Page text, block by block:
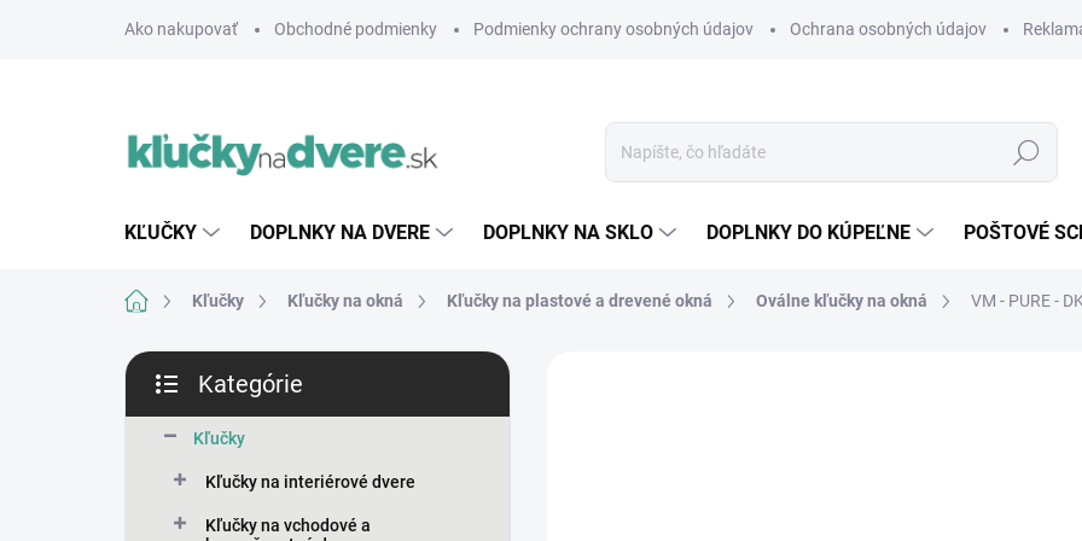
Ako nakupovať Obchodné podmienky Podmienky ochrany osobných údajov Ochrana osobných údajov
Hľadať
KĽUČKY DOPLNKY NA DVERE DOPLNKY NA SKLO DOPLNKY DO KÚPEĽNE POŠTOVÉ
DomovKľučky Kľučky na okná Kľučky na plastové a drevené okná Oválne kľučky na okná VM - PURE -
B
č
kategórie
Kategórie
Kľučky
Kľučky na interiérové dvere
Kľučky na vchodové a